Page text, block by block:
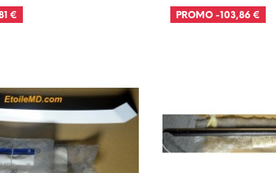
€ PROMO -103,86 €